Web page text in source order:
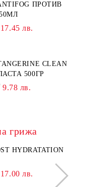
ПРОТИВ
17.45 лв.
CLEAN
500ГР
9.78 лв.
грижа
HYDRATATION
17.00 лв.